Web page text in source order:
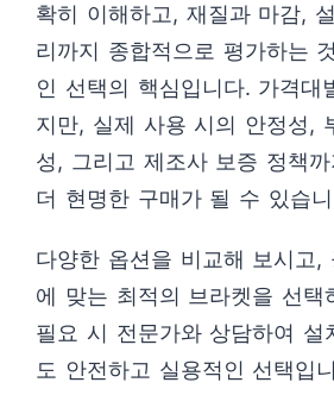
확히 이해하고, 재질과 마감,
리까지 종합적으로 평가하는
인 선택의 핵심입니다. 가격대
지만, 실제 사용 시의 안정성,
성, 그리고 제조사 보증 정책
더 현명한 구매가 될 수 있습
다양한 옵션을 비교해 보시고,
에 맞는 최적의 브라켓을 선택
필요 시 전문가와 상담하여 설
도 안전하고 실용적인 선택입